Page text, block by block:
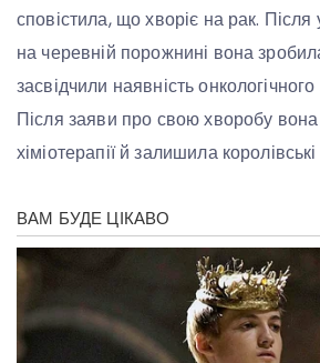
сповістила, що хворіє на рак. Після
на черевній порожнині вона
засвідчили наявність
Після заяви про свою хворобу
хіміотерапії й залишила